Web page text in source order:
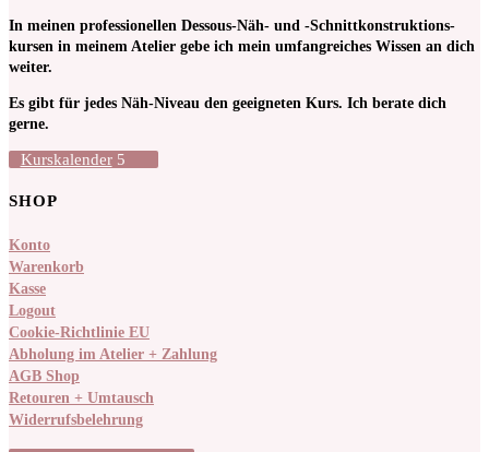
In meinen pro­fessionellen Dessous-Näh- und -Schnitt­kon­struktions­
kursen in meinem Atelier gebe ich mein umfangreiches Wissen an dich
weiter.
Es gibt für jedes Näh-Niveau den geeigneten Kurs. Ich berate dich
gerne.
Kurskalender
SHOP
Konto
Warenkorb
Kasse
Logout
Cookie-Richtlinie EU
Abholung im Atelier + Zahlung
AGB Shop
Retouren + Umtausch
Widerrufsbelehrung